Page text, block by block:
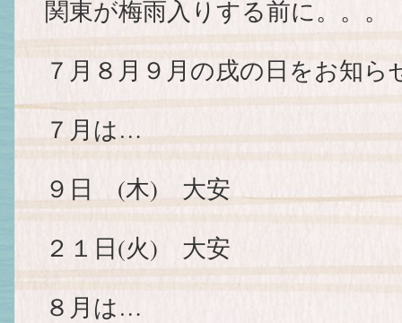
関東が梅雨入りする前に。。。
７月８月９月の戌の日をお知
７月は…
９日 (木) 大安
２１日(火) 大安
８月は…